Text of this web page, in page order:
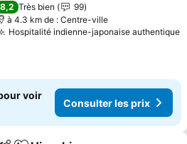
8,2 Très bien
99
à 4.3 km de : Centre-ville
Hospitalité indienne-japonaise authentique
voir
Consulter les prix